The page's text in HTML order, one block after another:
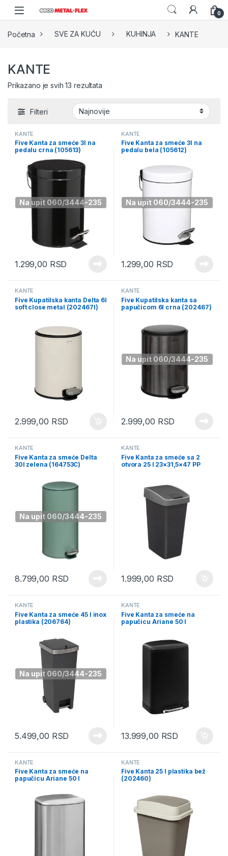
Skip to navigation
Skip to content
0
Početna SVE ZA KUĆU KUHINJA KANTE
KANTE
Prikazano je svih 13 rezultataSorted by latest
Filteri
Na upit 060/3444-235
KANTE
Five Kanta za smeće 3l na
pedalu crna (105613)
1.299,00 RSD
Na upit 060/3444-235
KANTE
Five Kanta za smeće 3l na
pedalu bela (105612)
1.299,00 RSD
KANTE
Five Kupatilska kanta Delta 6l
soft close metal (202467I)
2.999,00 RSD
Na upit 060/3444-235
KANTE
Five Kupatilska kanta sa
papučicom 6l crna (202467)
2.999,00 RSD
Na upit 060/3444-235
KANTE
Five Kanta za smeće Delta
30l zelena (164753C)
8.799,00 RSD
KANTE
Five Kanta za smeće sa 2
otvora 25 l 23×31,5×47 PP
1.999,00 RSD
Na upit 060/3444-235
KANTE
Five Kanta za smeće 45 l inox
plastika (206764)
5.499,00 RSD
KANTE
Five Kanta za smeće na
papučicu Ariane 50 l
13.999,00 RSD
KANTE
Five Kanta za smeće na
papučicu Ariane 50 l
KANTE
Five Kanta 25 l plastika bež
(202460)